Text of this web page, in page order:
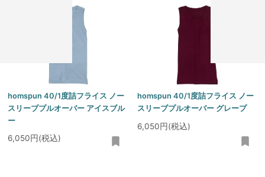
homspun 40/1度詰フライス ノー
スリーブプルオーバー アイスブル
ー
6,050円(税込)
homspun 40/1度詰フライス ノー
スリーブプルオーバー グレープ
6,050円(税込)